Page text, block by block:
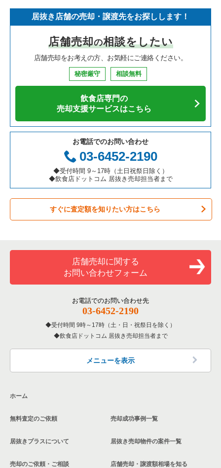
寿司の居抜き売却物件の案件一覧
焼肉の居抜き売却物件の案件一覧
鉄板焼き・お好み焼の居抜き売却物件の案件一覧
カフェの居抜き売却物件の案件一覧
テイクアウトの居抜き売却物件の案件一覧
お弁当・惣菜・デリの居抜き売却物件の案件一覧
カラオケ・パブ・スナックの居抜き売却物件の案件一覧
バーの居抜き売却物件の案件一覧
居酒屋・ダイニングバーの居抜き売却物件の案件一覧
洋食の居抜き売却物件の案件一覧
その他の居抜き売却物件の案件一覧
神奈川県の飲食店の居抜き売却物件の案件一覧
大阪府の飲食店の居抜き売却物件の案件一覧
兵庫県の飲食店の居抜き売却物件の案件一覧
愛知県の飲食店の居抜き売却物件の案件一覧
岐阜県の飲食店の居抜き売却物件の案件一覧
三重県の飲食店の居抜き売却物件の案件一覧
新宿区の飲食店の居抜き売却物件の案件一覧
葛飾区の飲食店の居抜き売却物件の案件一覧
中央区の飲食店の居抜き売却物件の案件一覧
千代田区の飲食店の居抜き売却物件の案件一覧
港区の飲食店の居抜き売却物件の案件一覧
足立区の飲食店の居抜き売却物件の案件一覧
板橋区の飲食店の居抜き売却物件の案件一覧
台東区の飲食店の居抜き売却物件の案件一覧
練馬区の飲食店の居抜き売却物件の案件一覧
北区の飲食店の居抜き売却物件の案件一覧
江戸川区の飲食店の居抜き売却物件の案件一覧
墨田区の飲食店の居抜き売却物件の案件一覧
品川区の飲食店の居抜き売却物件の案件一覧
中野区の飲食店の居抜き売却物件の案件一覧
東京23区のイタリア料理の居抜き売却物件の案件一覧
東京23区の中華の居抜き売却物件の案件一覧
東京23区のそば・うどんの居抜き売却物件の案件一覧
東京23区の焼肉の居抜き売却物件の案件一覧
東京23区の鉄板焼き・お好み焼の居抜き売却物件の案件一覧
東京23区のアジア料理の居抜き売却物件の案件一覧
東京23区のカフェの居抜き売却物件の案件一覧
東京23区のテイクアウトの居抜き売却物件の案件一覧
東京23区のお弁当・惣菜・デリの居抜き売却物件の案件一覧
東京23区のバーの居抜き売却物件の案件一覧
東京23区の居酒屋・ダイニングバーの居抜き売却物件の案件一
東京23区の専門料理の居抜き売却物件の案件一覧
東京23区の和食の居抜き売却物件の案件一覧
東京23区の洋食の居抜き売却物件の案件一覧
千代田区のフランス料理の居抜き売却物件の案件一覧
千代田区のイタリア料理の居抜き売却物件の案件一覧
千代田区の中華の居抜き売却物件の案件一覧
千代田区の寿司の居抜き売却物件の案件一覧
千代田区の焼肉の居抜き売却物件の案件一覧
千代田区の鉄板焼き・お好み焼の居抜き売却物件の案件一覧
千代田区のアジア料理の居抜き売却物件の案件一覧
千代田区のカフェの居抜き売却物件の案件一覧
千代田区のテイクアウトの居抜き売却物件の案件一覧
千代田区のバーの居抜き売却物件の案件一覧
千代田区の居酒屋・ダイニングバーの居抜き売却物件の案件一
千代田区の和食の居抜き売却物件の案件一覧
千代田区の洋食の居抜き売却物件の案件一覧
居抜き店舗の売却・譲渡先をお探しします！
店舗売却の相談をしたい
店舗売却をお考えの方、お気軽にご連絡ください。
秘密厳守 相談無料
飲食店専門の
売却支援サービスはこちら
お電話でのお問い合わせ
03-6452-2190
◆受付時間 9～17時（土日祝祭日除く）
◆飲食店ドットコム 居抜き売却担当者まで
すぐに査定額を知りたい方はこちら
店舗売却に関する
お問い合わせフォーム
お電話でのお問い合わせ先
03-6452-2190
受付時間 9時～17時（土・日・祝祭日を除く）
飲食店ドットコム 居抜き売却担当者まで
メニューを表示
ホーム
無料査定のご依頼
居抜きプラスについて
売却のご依頼・ご相談
売却成功事例一覧
居抜き売却物件の案件一覧
店舗売却・譲渡額相場を知る